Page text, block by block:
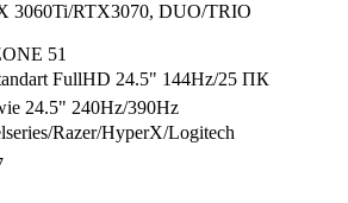
3060Ti/RTX3070, DUO/TRIO
51
FullHD 24.5" 144Hz/25 ПК
24.5" 240Hz/390Hz
Razer/HyperX/Logitech